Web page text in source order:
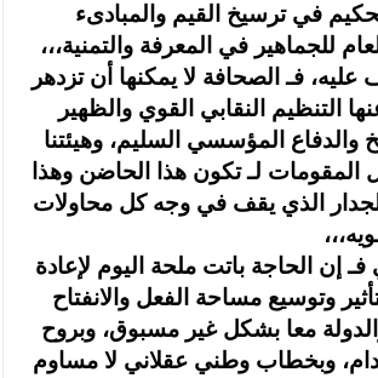
في ترسيخ القيم والمبادىء
للجماهير في المعرفة والتمنية،،،
فـ الصحافة لا يمكنها أن تزدهر
التنظيم النقابي القوي والظهير
والدفاع المؤسسي السليم، وهيئتنا
المقومات لـ تكون هذا الحاضن وهذا
الذي يقف في وجه كل محاولات
إن الحاجة باتت ملحة اليوم لإعادة
وتوسيع مساحة الفعل والانفتاح
معا بشكل غير مسبوق، وبروح
وبخطاب وطني عقلاني لا مساوم